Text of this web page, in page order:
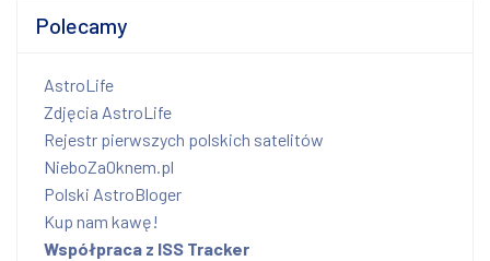
Polecamy
AstroLife
Zdjęcia AstroLife
Rejestr pierwszych polskich satelitów
NieboZaOknem.pl
Polski AstroBloger
Kup nam kawę!
Współpraca z ISS Tracker